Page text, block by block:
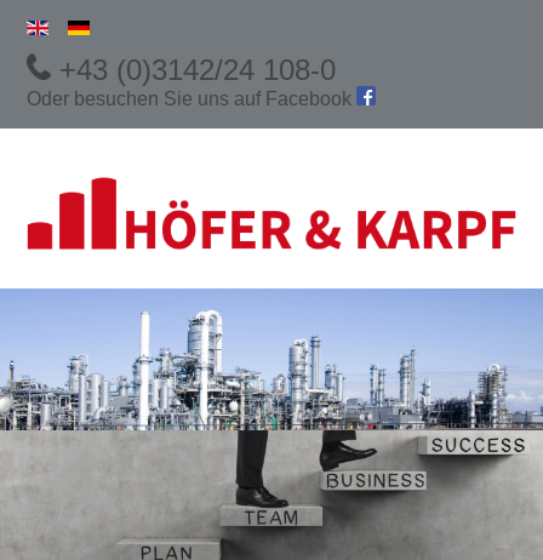
+43 (0)3142/24 108-0
Oder besuchen Sie uns auf Facebook